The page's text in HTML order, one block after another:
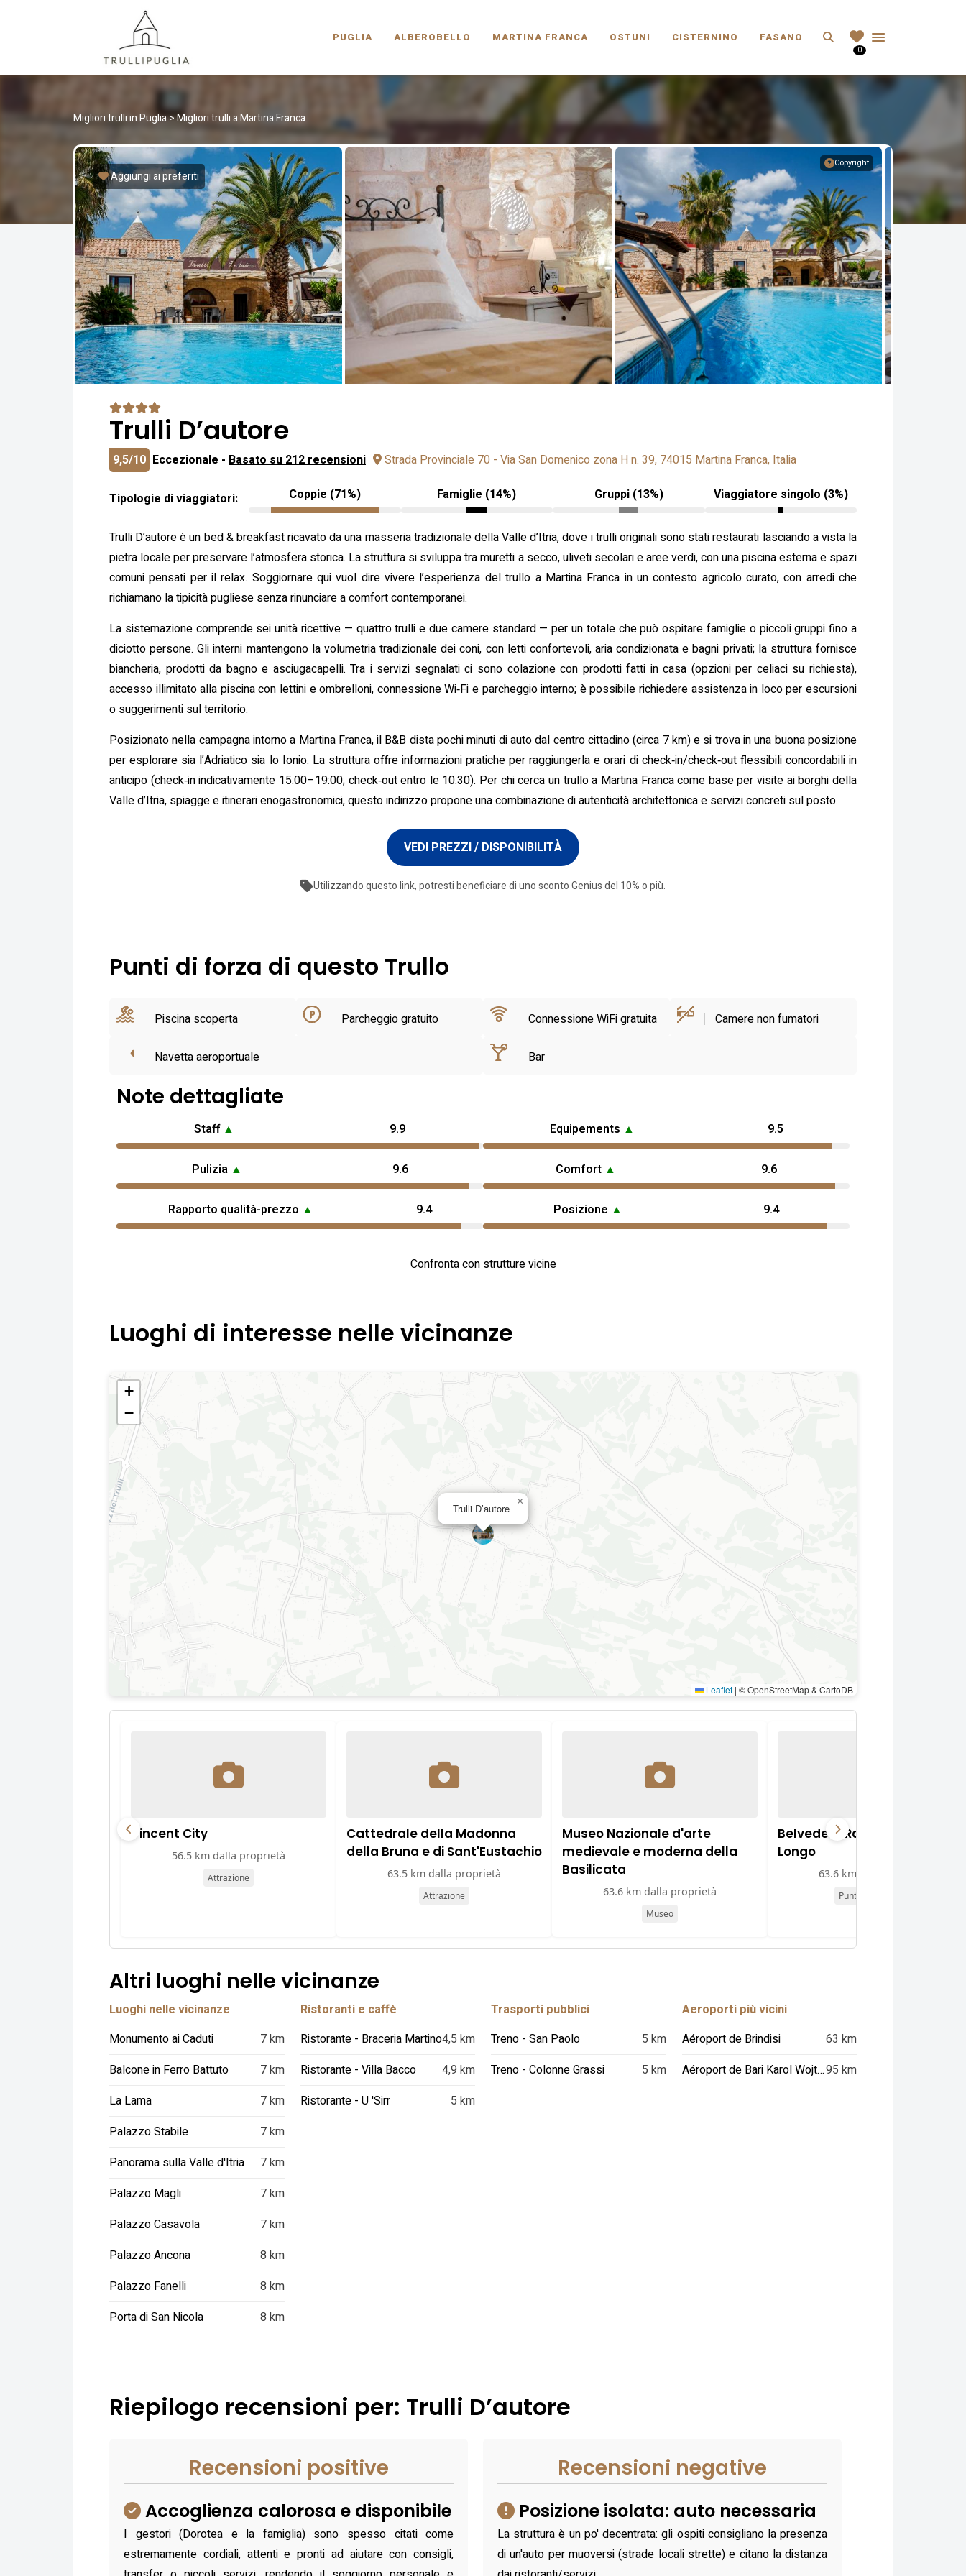
PUGLIA ALBEROBELLO MARTINA FRANCA OSTUNI CISTERNINO FASANO Search
0
Migliori trulli in Puglia>Migliori trulli a Martina Franca
Copyright
Aggiungi ai preferiti
Trulli D’autore
9,5/10 Eccezionale - Basato su 212 recensioni Strada Provinciale 70 - Via San Domenico zona H n. 39, 74015 Martina Franca, Italia
Tipologie di viaggiatori: Coppie (71%) Famiglie (14%) Gruppi (13%) Viaggiatore singolo (3%)
Trulli D’autore è un bed & breakfast ricavato da una masseria tradizionale della Valle d’Itria, dove i trulli originali sono stati restaurati lasciando a vista la
pietra locale per preservare l’atmosfera storica. La struttura si sviluppa tra muretti a secco, uliveti secolari e aree verdi, con una piscina esterna e spazi
comuni pensati per il relax. Soggiornare qui vuol dire vivere l’esperienza del trullo a Martina Franca in un contesto agricolo curato, con arredi che
richiamano la tipicità pugliese senza rinunciare a comfort contemporanei.
La sistemazione comprende sei unità ricettive — quattro trulli e due camere standard — per un totale che può ospitare famiglie o piccoli gruppi fino a
diciotto persone. Gli interni mantengono la volumetria tradizionale dei coni, con letti confortevoli, aria condizionata e bagni privati; la struttura fornisce
biancheria, prodotti da bagno e asciugacapelli. Tra i servizi segnalati ci sono colazione con prodotti fatti in casa (opzioni per celiaci su richiesta),
accesso illimitato alla piscina con lettini e ombrelloni, connessione Wi‑Fi e parcheggio interno; è possibile richiedere assistenza in loco per escursioni
o suggerimenti sul territorio.
Posizionato nella campagna intorno a Martina Franca, il B&B dista pochi minuti di auto dal centro cittadino (circa 7 km) e si trova in una buona posizione
per esplorare sia l’Adriatico sia lo Ionio. La struttura offre informazioni pratiche per raggiungerla e orari di check‑in/check‑out flessibili concordabili in
anticipo (check‑in indicativamente 15:00–19:00; check‑out entro le 10:30). Per chi cerca un trullo a Martina Franca come base per visite ai borghi della
Valle d’Itria, spiagge e itinerari enogastronomici, questo indirizzo propone una combinazione di autenticità architettonica e servizi concreti sul posto.
VEDI PREZZI / DISPONIBILITÀ
Utilizzando questo link, potresti beneficiare di uno sconto Genius del 10% o più.
Punti di forza di questo Trullo
Piscina scoperta Parcheggio gratuito Connessione WiFi gratuita Camere non fumatori
Navetta aeroportuale Bar
Note dettagliate
Staff ▲ 9.9 Equipements ▲ 9.5
Pulizia ▲ 9.6 Comfort ▲ 9.6
Rapporto qualità-prezzo ▲ 9.4 Posizione ▲ 9.4
Confronta con strutture vicine
Luoghi di interesse nelle vicinanze
Trulli D’autore
×
+
−
Leaflet | © OpenStreetMap & CartoDB
Vincent City
56.5 km dalla proprietà
Attrazione
Cattedrale della Madonna
della Bruna e di Sant'Eustachio
63.5 km dalla proprietà
Attrazione
Museo Nazionale d'arte
medievale e moderna della
Basilicata
63.6 km dalla proprietà
Museo
Belvedere Raffaele Giura
Longo
63.6 km dalla proprietà
Punto panoramico
Altri luoghi nelle vicinanze
Luoghi nelle vicinanze
Monumento ai Caduti
7 km
Balcone in Ferro Battuto
7 km
La Lama
7 km
Palazzo Stabile
7 km
Panorama sulla Valle d'Itria
7 km
Palazzo Magli
7 km
Palazzo Casavola
7 km
Palazzo Ancona
8 km
Palazzo Fanelli
8 km
Porta di San Nicola
8 km
Ristoranti e caffè
Ristorante - Braceria Martino4,5 km
Ristorante - Villa Bacco
4,9 km
Ristorante - U 'Sirr
5 km
Trasporti pubblici
Treno - San Paolo
5 km
Treno - Colonne Grassi
5 km
Aeroporti più vicini
Aéroport de Brindisi
63 km
Aéroport de Bari Karol Wojtyla95 km
Riepilogo recensioni per: Trulli D’autore
Recensioni positive
Accoglienza calorosa e disponibile
I gestori (Dorotea e la famiglia) sono spesso citati come
estremamente cordiali, attenti e pronti ad aiutare con consigli,
Recensioni negative
Posizione isolata: auto necessaria
La struttura è un po' decentrata: gli ospiti consigliano la presenza
di un'auto per muoversi (strade locali strette) e citano la distanza